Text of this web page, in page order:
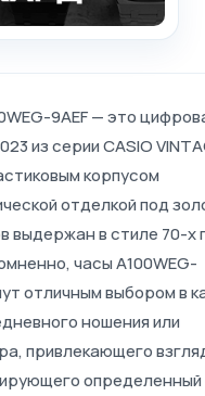
9AEF — это
из серии CASIO
корпусом
отделкой под
выдержанвстиле 70-х
часы A100WEG-
отличнымвыбором в
ношенияили
привлекающего
определенный